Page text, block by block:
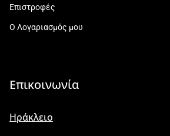
Επιστροφές
Ο Λογαριασμός μου
Επικοινωνία
Ηράκλειο